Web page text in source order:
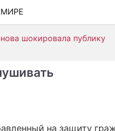
ШОУ-БИЗНЕС
АВТО
шокировала публику
на защиту